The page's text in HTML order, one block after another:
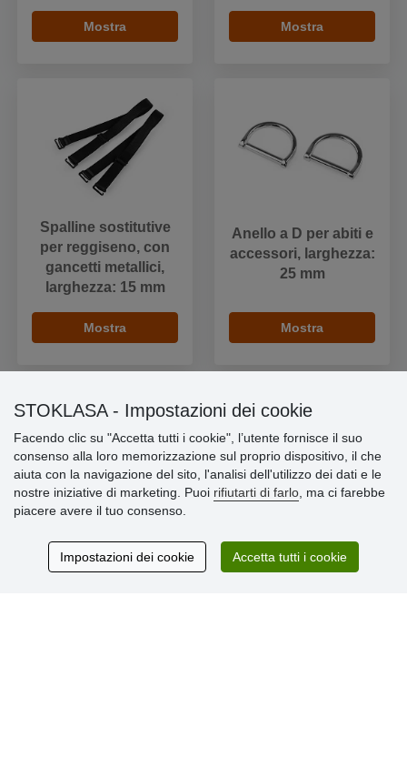
Mostra Mostra
Spalline sostitutive
per reggiseno, con
gancetti metallici,
larghezza: 15 mm
Mostra
Anello a D per abiti e
accessori, larghezza:
25 mm
Mostra
Informazioni importanti
» Impostazioni dei cookie
» Termini & Condizioni
» Informativa sulla Privacy
» Garanzia e resi
» Programma fedeltà
STOKLASA - Impostazioni dei cookie
Facendo clic su "Accetta tutti i cookie", l’utente fornisce il suo
consenso alla loro memorizzazione sul proprio dispositivo, il che
aiuta con la navigazione del sito, l'analisi dell'utilizzo dei dati e le
nostre iniziative di marketing. Puoi rifiutarti di farlo , ma ci farebbe
piacere avere il tuo consenso.
Impostazioni dei cookie Accetta tutti i cookie